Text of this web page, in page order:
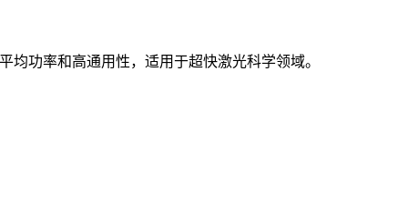
均功率和高通用性，适用于超快激光科学领域。